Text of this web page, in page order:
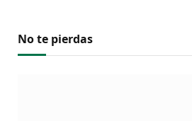
No te pierdas